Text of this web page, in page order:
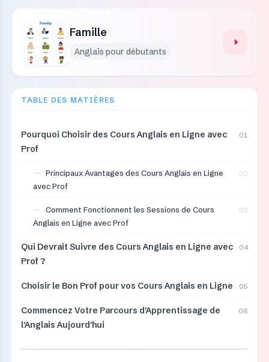
Famille
Anglais pour débutants
TABLE DES MATIÈRES
Pourquoi Choisir des Cours Anglais en Ligne avec
Prof
01
— Principaux Avantages des Cours Anglais en Ligne
avec Prof
02
— Comment Fonctionnent les Sessions de Cours
Anglais en Ligne avec Prof
03
Qui Devrait Suivre des Cours Anglais en Ligne avec
Prof ?
04
Choisir le Bon Prof pour vos Cours Anglais en Ligne 05
Commencez Votre Parcours d'Apprentissage de
l'Anglais Aujourd'hui
06